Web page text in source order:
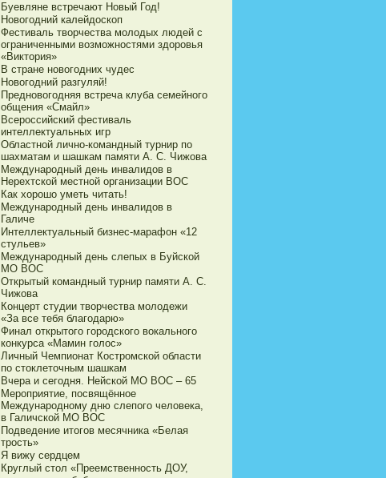
Буевляне встречают Новый Год!
Новогодний калейдоскоп
Фестиваль творчества молодых людей с
ограниченными возможностями здоровья
«Виктория»
В стране новогодних чудес
Новогодний разгуляй!
Предновогодняя встреча клуба семейного
общения «Смайл»
Всероссийский фестиваль
интеллектуальных игр
Областной лично-командный турнир по
шахматам и шашкам памяти А. С. Чижова
Международный день инвалидов в
Нерехтской местной организации ВОС
Как хорошо уметь читать!
Международный день инвалидов в
Галиче
Интеллектуальный бизнес-марафон «12
стульев»
Международный день слепых в Буйской
МО ВОС
Открытый командный турнир памяти А. С.
Чижова
Концерт студии творчества молодежи
«За все тебя благодарю»
Финал открытого городского вокального
конкурса «Мамин голос»
Личный Чемпионат Костромской области
по стоклеточным шашкам
Вчера и сегодня. Нейской МО ВОС – 65
Мероприятие, посвящённое
Международному дню слепого человека,
в Галичской МО ВОС
Подведение итогов месячника «Белая
трость»
Я вижу сердцем
Круглый стол «Преемственность ДОУ,